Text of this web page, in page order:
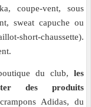
coupe-vent, sous
sweat capuche ou
short-chaussette).
du club, les
des produits
Adidas, du